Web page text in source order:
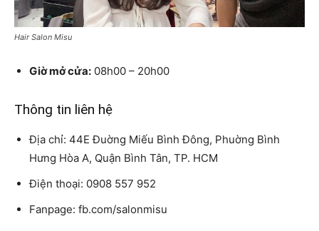
Hair Salon Misu
Giờ mở cửa: 08h00 – 20h00
Thông tin liên hệ
Địa chỉ: 44E Đuờng Miếu Bình Đông, Phuờng Bình
Hưng Hòa A, Quận Bình Tân, TP. HCM
Điện thoại: 0908 557 952
Fanpage: fb.com/salonmisu